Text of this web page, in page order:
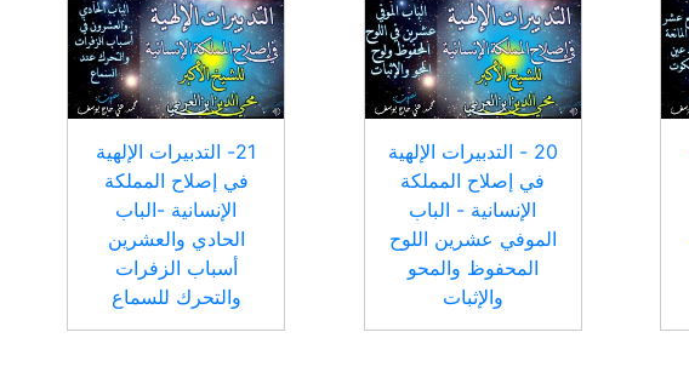
20 - التدبيرات الإلهية
في إصلاح المملكة
الإنسانية - الباب
الموفي عشرين اللوح
المحفوظ والمحو
والإثبات
21- التدبيرات الإلهية
في إصلاح المملكة
الإنسانية -الباب
الحادي والعشرين
أسباب الزفرات
والتحرك للسماع